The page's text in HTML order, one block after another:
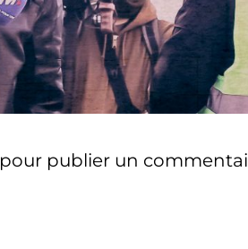
pour publier un